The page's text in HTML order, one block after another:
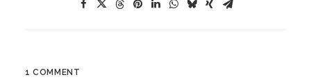
1 COMMENT